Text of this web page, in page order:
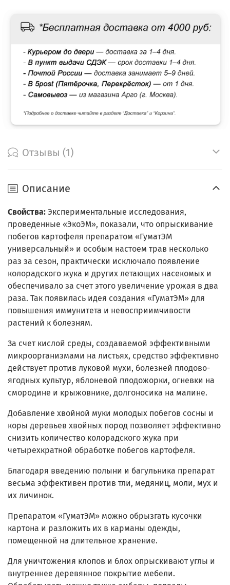
Отзывы (1)
Описание
Свойства: Экспериментальные исследования,
проведенные «ЭкоЭМ», показали, что опрыскивание
побегов картофеля препаратом «ГуматЭМ
универсальный» и особым настоем трав несколько
раз за сезон, практически исключало появление
колорадского жука и других летающих насекомых и
обеспечивало за счет этого увеличение урожая в два
раза. Так появилась идея создания «ГуматЭМ» для
повышения иммунитета и невосприимчивости
растений к болезням.
За счет кислой среды, создаваемой эффективными
микроорганизмами на листьях, средство эффективно
действует против луковой мухи, болезней плодово-
ягодных культур, яблоневой плодожорки, огневки на
смородине и крыжовнике, долгоносика на малине.
Добавление хвойной муки молодых побегов сосны и
коры деревьев хвойных пород позволяет эффективно
снизить количество колорадского жука при
четырехкратной обработке побегов картофеля.
Благодаря введению полыни и багульника препарат
весьма эффективен против тли, медяниц, моли, мух и
их личинок.
Препаратом «ГуматЭМ» можно обрызгать кусочки
картона и разложить их в карманы одежды,
помещенной на длительное хранение.
Для уничтожения клопов и блох опрыскивают углы и
внутреннее деревянное покрытие мебели.